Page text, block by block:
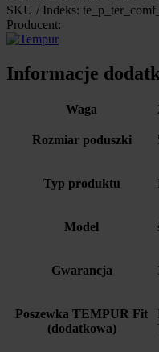
SKU / Indeks:
Producent:
Informacje
Waga
Rozmiar poduszki
Typ produktu
Model
Gwarancja
Poszewka TEMPUR Fit
(dodatkowa)